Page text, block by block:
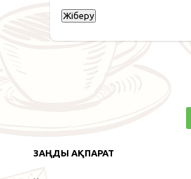
ЗАҢДЫ АҚПАРАТ